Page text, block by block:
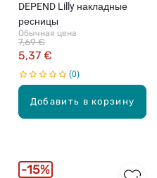
Добавить в корзину
DEPEND Lilly накладные
ресницы
Обычная цена
5,37 €
7,69 €
0
15%